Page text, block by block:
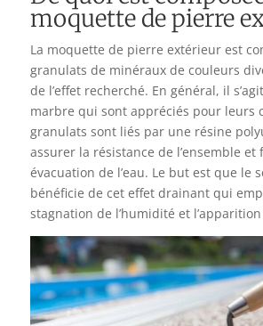
moquette de pierre
La moquette de pierre extérieur est
granulats de minéraux de couleurs
de l’effet recherché. En général, il
marbre qui sont appréciés pour leurs
granulats sont liés par une résine
assurer la résistance de l’ensemble
évacuation de l’eau. Le but est que le
bénéficie de cet effet drainant qui
stagnation de l’humidité et